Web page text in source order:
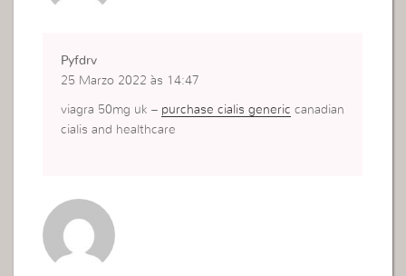
Pyfdrv
25 Marzo 2022 às 14:47
viagra 50mg uk – purchase cialis generic canadian
cialis and healthcare